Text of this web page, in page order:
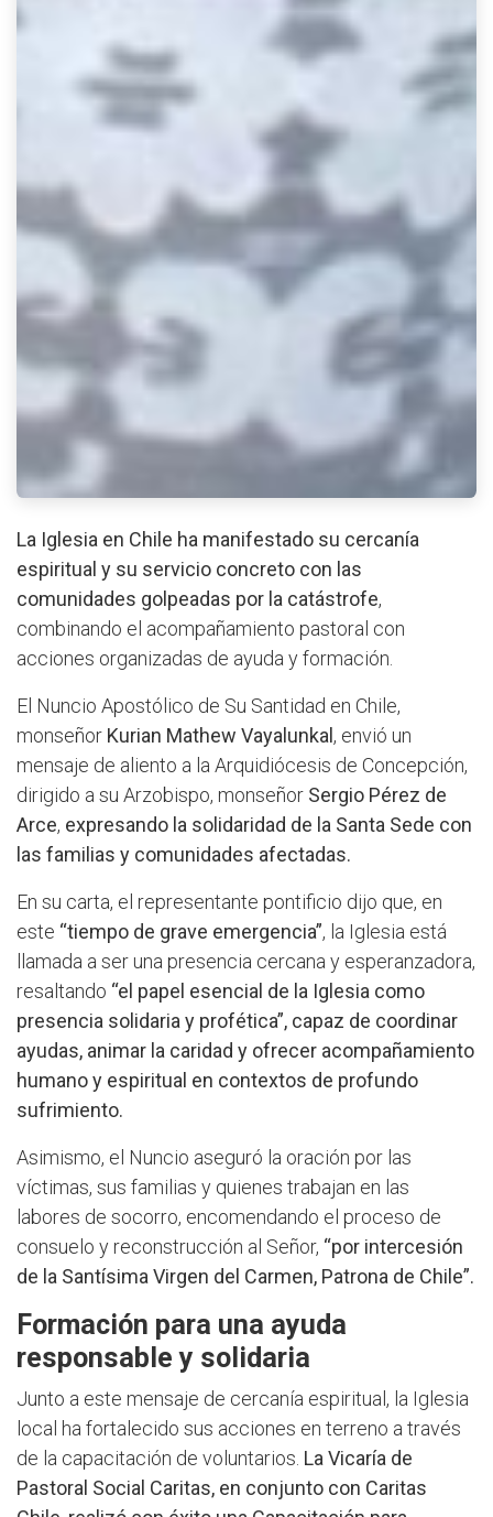
La Iglesia en Chile ha manifestado su cercanía
espiritual y su servicio concreto con las
comunidades golpeadas por la catástrofe,
combinando el acompañamiento pastoral con
acciones organizadas de ayuda y formación.
El Nuncio Apostólico de Su Santidad en Chile,
monseñor Kurian Mathew Vayalunkal , envió un
mensaje de aliento a la Arquidiócesis de Concepción,
dirigido a su Arzobispo, monseñor Sergio Pérez de
Arce, expresando la solidaridad de la Santa Sede con
las familias y comunidades afectadas.
En su carta, el representante pontificio dijo que, en
este “tiempo de grave emergencia”, la Iglesia está
llamada a ser una presencia cercana y esperanzadora,
resaltando “el papel esencial de la Iglesia como
presencia solidaria y profética”, capaz de coordinar
ayudas, animar la caridad y ofrecer acompañamiento
humano y espiritual en contextos de profundo
sufrimiento.
Asimismo, el Nuncio aseguró la oración por las
víctimas, sus familias y quienes trabajan en las
labores de socorro, encomendando el proceso de
consuelo y reconstrucción al Señor, “por intercesión
de la Santísima Virgen del Carmen, Patrona de Chile”.
Formación para una ayuda
responsable y solidaria
Junto a este mensaje de cercanía espiritual, la Iglesia
local ha fortalecido sus acciones en terreno a través
de la capacitación de voluntarios. La Vicaría de
Pastoral Social Caritas, en conjunto con Caritas